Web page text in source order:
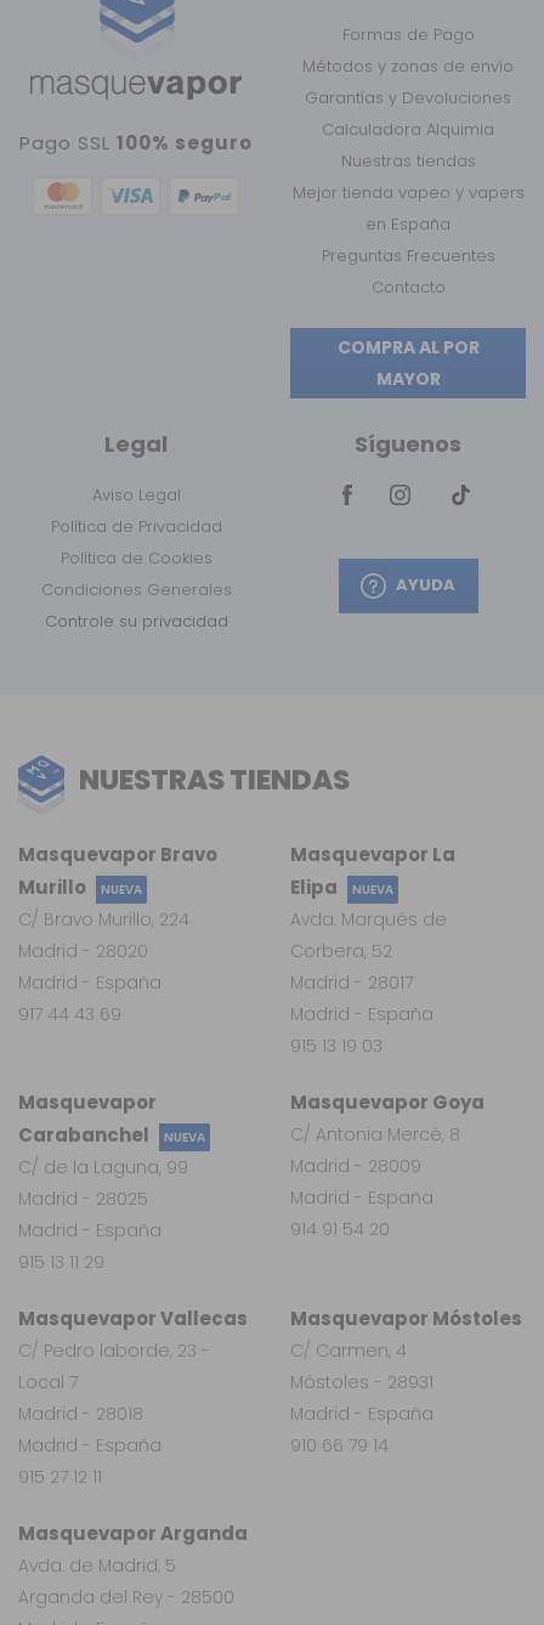
Pago SSL100% seguro
Formas de Pago
Métodos y zonas de envío
Garantías y Devoluciones
Calculadora Alquimia
Nuestras tiendas
Mejor tienda vapeo y vapers
en España
Preguntas Frecuentes
Contacto
COMPRA AL POR
MAYOR
Legal
Aviso Legal
Política de Privacidad
Política de Cookies
Condiciones Generales
Controle su privacidad
Síguenos
AYUDA
NUESTRAS TIENDAS
Masquevapor Arganda
Avda. de Madrid, 5
Arganda del Rey - 28500
Masquevapor
Carabanchel
NUEVA
C/ de la Laguna, 99
Madrid - 28025
Madrid - España
915 13 11 29
Masquevapor Vallecas
C/ Pedro laborde, 23 -
Local 7
Madrid - 28018
Madrid - España
915 27 12 11
Masquevapor Móstoles
C/ Carmen, 4
Móstoles - 28931
Madrid - España
910 66 79 14
Masquevapor Goya
C/ Antonia Mercé, 8
Madrid - 28009
Madrid - España
914 91 54 20
Masquevapor La
Elipa
NUEVA
Avda. Marqués de
Corbera, 52
Madrid - 28017
Madrid - España
915 13 19 03
Masquevapor Bravo
Murillo
NUEVA
C/ Bravo Murillo, 224
Madrid - 28020
Madrid - España
917 44 43 69